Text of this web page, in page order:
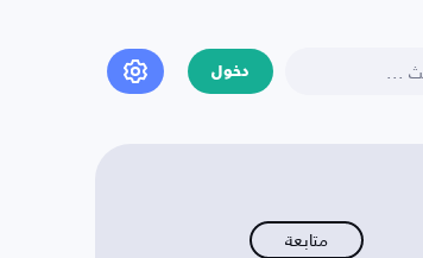
دخول
متابعة